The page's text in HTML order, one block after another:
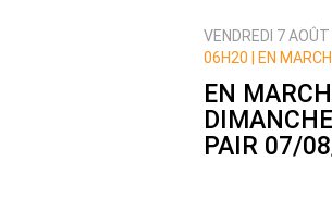
VENDREDI 7
06H20 | EN
EN
PAIR 07/